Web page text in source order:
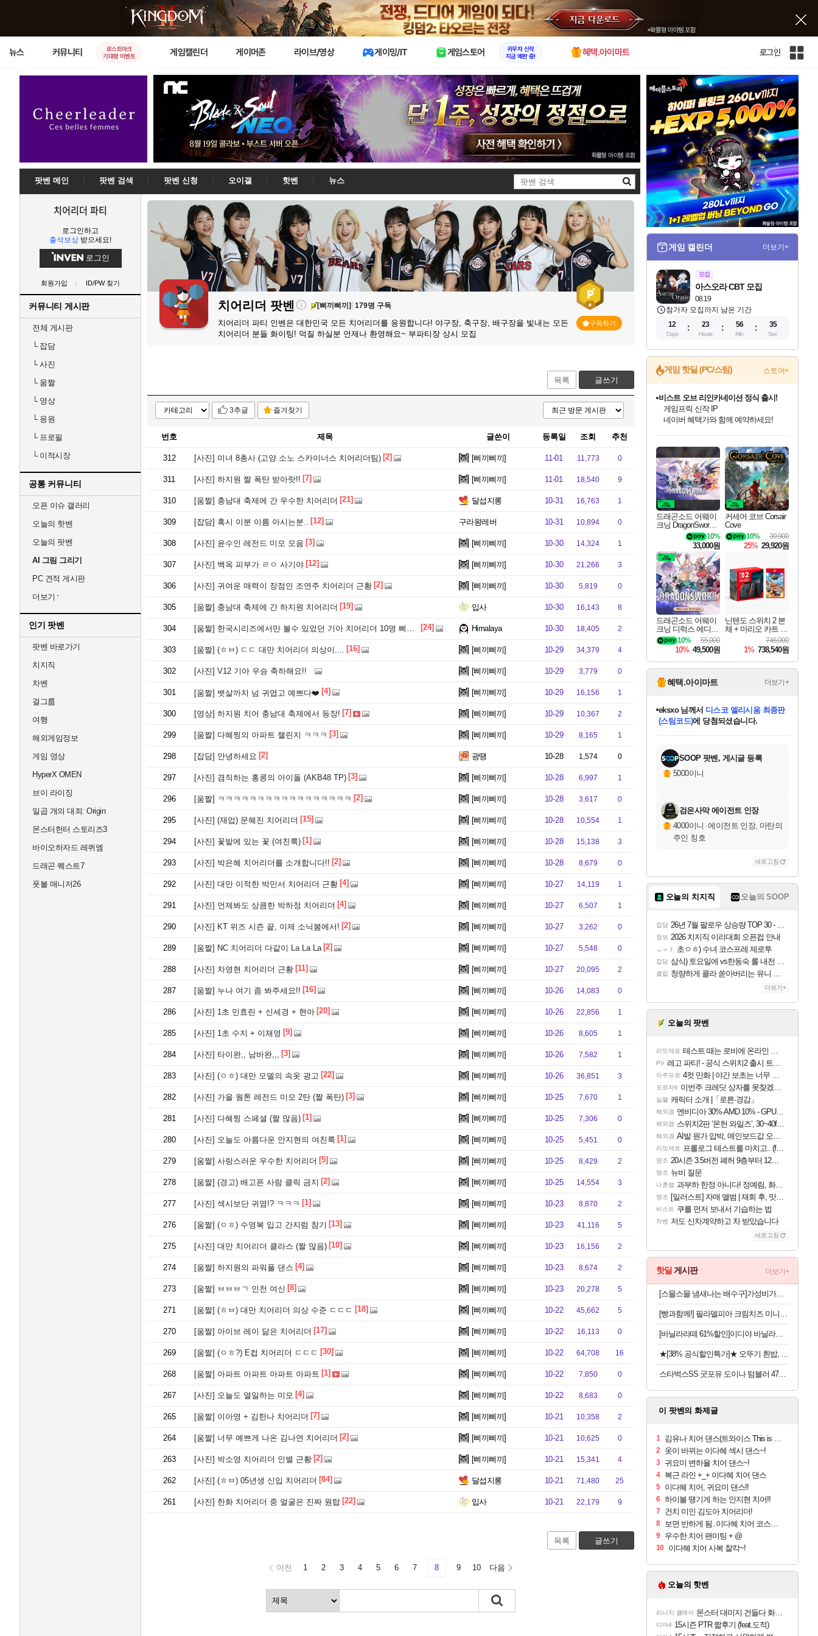
X
뉴스 커뮤니티
로스트아크
기대평 이벤트
게임캘린더 게이머존 라이브/영상 게이밍/IT 게임스토어
귀무자 신작
지금 예판 중!
혜택.아이마트 로그인
인
전
이
맵
팟벤 메인 팟벤 검색 팟벤 신청 오이갤 핫벤
뉴스
검
색
치어리더 파티
로그인하고
출석보상 받으세요!
로그인
회원가입 ID/PW 찾기
커뮤니티 게시판
전체 게시판
└잡담
└사진
└움짤
└영상
└응원
└프로필
└이적시장
공통 커뮤니티
오픈 이슈 갤러리
오늘의 핫벤
오늘의 팟벤
AI 그림 그리기
PC 견적 게시판
더보기
인기 팟벤
팟벤 바로가기
치지직
차벤
걸그룹
여행
해외게임정보
게임 영상
HyperX OMEN
브이 라이징
일곱 개의 대죄: Origin
몬스터헌터 스토리즈3
바이오하자드 레퀴엠
드래곤 퀘스트7
풋볼 매니저26
치어리더 팟벤 [삐끼삐끼] 179명 구독
치어리더 파티 인벤은 대한민국 모든 치어리더를 응원합니다! 야구장, 축구장, 배구장을 빛내는 모든
치어리더 분들 화이팅! 덕질 하실분 언제나 환영해요~ 부파티장 상시 모집
구독하기
목록 글쓰기
3추글 즐겨찾기
번호 제목 글쓴이 등록일 조회 추천
312 [사진] 미녀 8총사 (고양 소노 스카이너스 치어리더팀) [2] [삐끼삐끼] 11-01 11,773 0
311 [사진] 하지원 짤 폭탄 받아랏!! [7] [삐끼삐끼] 11-01 18,540 9
310 [움짤] 충남대 축제에 간 우수한 치어리더 [21] 달섭지롱 10-31 16,763 1
309 [잡담] 혹시 이분 이름 아시는분.. [12] 구라왕레버 10-31 10,894 0
308 [사진] 윤수인 레전드 미모 모음 [3] [삐끼삐끼] 10-30 14,324 1
307 [사진] 백옥 피부가 ㄹㅇ 사기야 [12] [삐끼삐끼] 10-30 21,266 3
306 [사진] 귀여운 매력이 장점인 조연주 치어리더 근황 [2] [삐끼삐끼] 10-30 5,819 0
305 [움짤] 충남대 축제에 간 하지원 치어리더 [19] 입사 10-30 16,143 8
304 [움짤] 한국시리즈에서만 볼수 있었던 기아 치어리더 10명 삐끼삐끼 [24] Himalaya 10-30 18,405 2
303 [움짤] (ㅎㅂ) ㄷㄷ 대만 치어리더 의상이.... [16] [삐끼삐끼] 10-29 34,379 4
302 [사진] V12 기아 우승 축하해요!! [삐끼삐끼] 10-29 3,779 0
301 [움짤] 뱃살까지 넘 귀엽고 예쁘다❤️ [4] [삐끼삐끼] 10-29 16,156 1
300 [영상] 하지원 치어 충남대 축제에서 등장! [7] [삐끼삐끼] 10-29 10,367 2
299 [움짤] 다혜찡의 아파트 챌린지 ㅋㅋㅋ [3] [삐끼삐끼] 10-29 8,165 1
298 [잡담] 안녕하세요 [2] 광땡 10-28 1,574 0
297 [사진] 겸직하는 홍콩의 아이돌 (AKB48 TP) [3] [삐끼삐끼] 10-28 6,997 1
296 [움짤] ㅋㅋㅋㅋㅋㅋㅋㅋㅋㅋㅋㅋㅋㅋㅋㅋㅋ [2] [삐끼삐끼] 10-28 3,617 0
295 [사진] (재업) 문혜진 치어리더 [15] [삐끼삐끼] 10-28 10,554 1
294 [사진] 꽃밭에 있는 꽃 (여친룩) [1] [삐끼삐끼] 10-28 15,138 3
293 [사진] 박은혜 치어리더를 소개합니다!! [2] [삐끼삐끼] 10-28 8,679 0
292 [사진] 대만 이적한 박민서 치어리더 근황 [4] [삐끼삐끼] 10-27 14,119 1
291 [사진] 언제봐도 상큼한 박하정 치어리더 [4] [삐끼삐끼] 10-27 6,507 1
290 [사진] KT 위즈 시즌 끝, 이제 소닉붐에서! [2] [삐끼삐끼] 10-27 3,262 0
289 [움짤] NC 치어리더 다같이 La La La [2] [삐끼삐끼] 10-27 5,548 0
288 [사진] 차영현 치어리더 근황 [11] [삐끼삐끼] 10-27 20,095 2
287 [움짤] 누나 여기 좀 봐주세요!! [16] [삐끼삐끼] 10-26 14,083 0
286 [사진] 1초 민효린 + 신세경 + 현아 [20] [삐끼삐끼] 10-26 22,856 1
285 [사진] 1초 수지 + 이채영 [9] [삐끼삐끼] 10-26 8,605 1
284 [사진] 타이완,, 남바완,,, [3] [삐끼삐끼] 10-26 7,582 1
283 [사진] (ㅇㅎ) 대만 모델의 속옷 광고 [22] [삐끼삐끼] 10-26 36,851 3
282 [사진] 가을 웜톤 레전드 미모 2탄 (짤 폭탄) [3] [삐끼삐끼] 10-25 7,670 1
281 [사진] 다혜찡 스페셜 (짤 많음) [1] [삐끼삐끼] 10-25 7,306 0
280 [사진] 오늘도 아름다운 안지현의 여친룩 [1] [삐끼삐끼] 10-25 5,451 0
279 [움짤] 사랑스러운 우수한 치어리더 [5] [삐끼삐끼] 10-25 8,429 2
278 [움짤] (경고) 배고픈 사람 클릭 금지 [2] [삐끼삐끼] 10-25 14,554 3
277 [사진] 섹시보단 귀염!? ㅋㅋㅋ [1] [삐끼삐끼] 10-23 8,870 2
276 [움짤] (ㅇㅎ) 수영복 입고 간지럼 참기 [13] [삐끼삐끼] 10-23 41,116 5
275 [사진] 대만 치어리더 클라스 (짤 많음) [10] [삐끼삐끼] 10-23 16,156 2
274 [움짤] 하지원의 파워풀 댄스 [4] [삐끼삐끼] 10-23 8,674 2
273 [움짤] ㅂㅂㅂㄱ 인천 여신 [8] [삐끼삐끼] 10-23 20,278 5
271 [움짤] (ㅎㅂ) 대만 치어리더 의상 수준 ㄷㄷㄷ [18] [삐끼삐끼] 10-22 45,662 5
270 [움짤] 아이브 레이 닮은 치어리더 [17] [삐끼삐끼] 10-22 16,113 0
269 [움짤] (ㅇㅎ?) E컵 치어리더 ㄷㄷㄷ [30] [삐끼삐끼] 10-22 64,708 16
268 [움짤] 아파트 아파트 아파트 아파트 [1] [삐끼삐끼] 10-22 7,850 0
267 [사진] 오늘도 열일하는 미모 [4] [삐끼삐끼] 10-22 8,683 0
265 [움짤] 이아영 + 김한나 치어리더 [7] [삐끼삐끼] 10-21 10,358 2
264 [움짤] 너무 예쁘게 나온 김나연 치어리더 [2] [삐끼삐끼] 10-21 10,625 0
263 [사진] 박소영 치어리더 인별 근황 [2] [삐끼삐끼] 10-21 15,341 4
262 [사진] (ㅎㅂ) 05년생 신입 치어리더 [84] 달섭지롱 10-21 71,480 25
261 [사진] 한화 치어리더 중 얼굴은 진짜 원탑 [22] 입사 10-21 22,179 9
목록 글쓰기
이전 1 2 3 4 5 6 7 8 9 10 다음
게임 캘린더 더보기+
모집
08.19
아스오라 CBT 모집
참가자 모집까지 남은 기간
12
Days
23
Hours
56
Min
34
Sec
게임 핫딜 (PC/스팀) 스토어+
네이버혜택과 함께 만나보세요!
50%할인&추가 적립까지!
이니&베니 혜택까지!
비스트 오브 리인카네이션 정식 출시!
게임프릭 신작 IP
네이버 혜택가와 함께 예약하세요!
할인&네이버혜택으로 만나보세요!
네이버페이 혜택과 만나보세요!
40주년 프로모션으로 만나보세요!
네이버 포인트 혜택까지!
할인가에 만나보세요!
일부 에디션 상시 할인!
혜택으로 예약 판매 중
편안하게 충전하세요
드래곤소드 어웨이
크닝 DragonSword A
10%
33,000원
커세어 코브 Corsair
Cove
39,900
10%
25% 29,920원
드래곤소드 어웨이
크닝 디럭스 에디션
DragonSword Awake
ning Deluxe Edition
55,000
10%
10% 49,500원
닌텐도 스위치 2 본
체 + 마리오 카트 월
746,000
1% 738,540원
혜택.아이마트 더보기+
당첨되셨습니다.
당첨되셨습니다.
eksxo님께서 디스코 엘리시움 최종판
(스팀코드)에 당첨되셨습니다.
당첨되셨습니다.
당첨되셨습니다.
에디션 (스팀코드) 를 교환.
당첨되셨습니다.
당첨되셨습니다.
당첨되셨습니다.
당첨되셨습니다.
SOOP 팟벤, 게시글 등록
5000이니
검은사막 에이전트 인장
4000이니 ·에이전트 인장, 마탄의
주인 칭호
새로고침
오늘의 치지직 오늘의 SOOP
잡담 26년 7월 팔로우 상승량 TOP 30 - 월간 치지직
정보 2026 치지직 이리대회 오픈컵 안내
ㅗㅜㅑ 초ㅇㅎ) 수녀 코스프레 제로투
잡담 삼식) 토요일에 vs한동숙 롤 내전 예정
클립 청량하게 콜라 쏟아버리는 유니 ㅋㅋㅋ
더보기+
오늘의 팟벤
리밋제로 테스트 때는 로비에 온라인 기능이 있는데
PV 레고 파티! - 공식 스위치2 출시 트레일러
아주프로 4컷 만화 | 야간 보초는 너무 힘들어
포르자6 이번주 크레딧 상자를 못찾겠어요
실팰 캐릭터 소개 |「로른·경감」
해외겜 엔비디아 30%·AMD 10% - GPU 공급가 인상 보도
해외겜 스위치2판 ‘몬헌 와일즈’, 30~40fps 목표 추정
해외겜 AI발 원가 압박, 메인보드값 오르나
리밋제로 프롤로그 테스트를 마치고.. (feat. 리아)
명조 20시즌 3.5버전 폐허 9층부터 12층까지 클리어 조합 | 죽음의 노래와 바닷속 폐허 |
명조 뉴비 질문
나혼렙 과부하 한정 아니다! 정예림, 화속성 서포터 세대 교체
명조 [일러스트] 자매 앨범 | 재회 후, 맛집에서
비스트 쿠를 먼저 보내서 기습하는 법
차벤 저도 신차계약하고 차 받았습니다
새로고침
핫딜 게시판 더보기+
[스믈스믈 냄새나는 배수구]가성비가브랜드다 배수구 클리너, 2.1L, 6개
[빵과함께!] 필라델피아 크림치즈 미니, 41g, 16개
[바닐라라떼 61%할인]이디야 바닐라라떼, 500ml, 12개
★[38% 공식할인특가]★ 오뚜기 흰밥, 210g, 24개
스타벅스SS 굿포유 도이나 텀블러 473ml 핑크
이 팟벤의 화제글
1 김유나 치어 댄스(트와이스 This is FOR)
2 옷이 바뀌는 이다혜 섹시 댄스~!
3 귀요미 변하율 치어 댄스~!
4 복근 라인 +_+ 이다혜 치어 댄스
5 이다혜 치어, 귀요미 댄스!!
6 하이볼 땡기게 하는 안지현 치어!!
7 건치 미인 김도아 치어리더!
8 보면 반하게 됨..이다혜 치어 코스프레?
9 우수한 치어 팬미팅 + @
10 이다혜 치어 사복 찰칵~!
오늘의 핫벤
리니지 클래식 몬스터 대미지 건들다 화들짝하고 걸렸네 ㅋㅋㅋㅋ
디아4 15시즌 PTR 짧후기 (feat.도적)